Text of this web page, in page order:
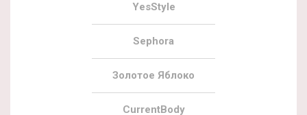
YesStyle
Sephora
Золотое Яблоко
CurrentBody